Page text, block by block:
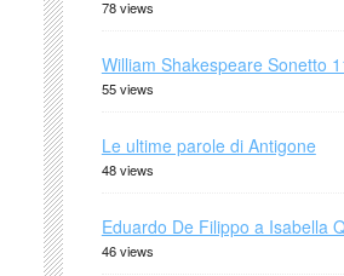
78 views
William Shakespeare Sonetto
55 views
Le ultime parole di Antigone
48 views
Eduardo De Filippo a Isabella
46 views